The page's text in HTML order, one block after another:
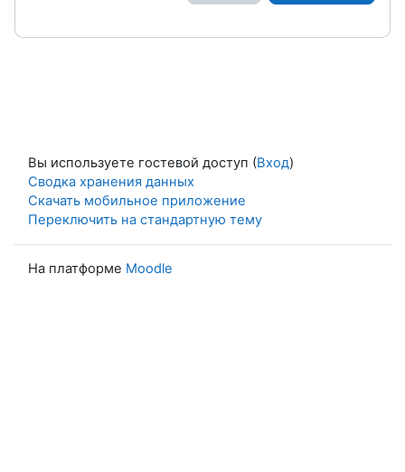
Вы используете гостевой доступ (Вход)
Сводка хранения данных
Скачать мобильное приложение
Переключить на стандартную тему
На платформе Moodle